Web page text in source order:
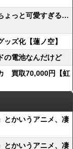
ょっと可愛すぎる…
ズ化【蓮ノ空】
の電池なんだけど
買取70,000円【虹
とかいうアニメ、凄
とかいうアニメ、凄